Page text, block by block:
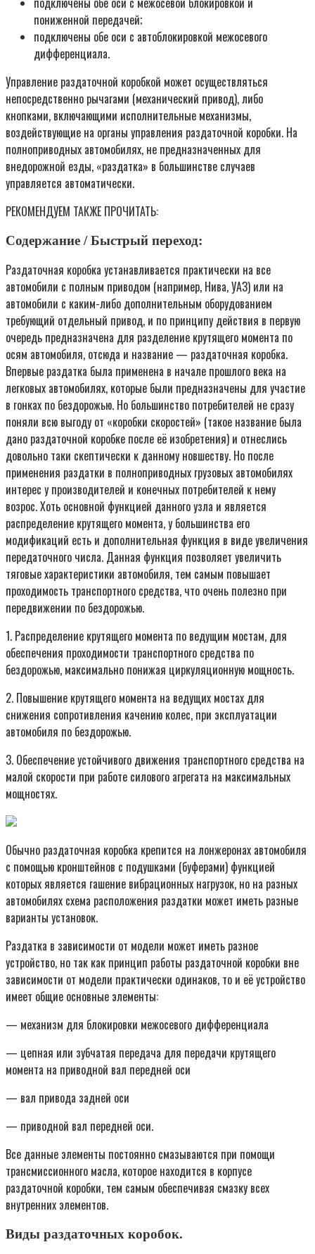
пониженной передачей;
подключены обе оси с автоблокировкой межосевого
дифференциала.
Управление раздаточной коробкой может осуществляться
непосредственно рычагами (механический привод), либо
кнопками, включающими исполнительные механизмы,
воздействующие на органы управления раздаточной коробки. На
полноприводных автомобилях, не предназначенных для
внедорожной езды, «раздатка» в большинстве случаев
управляется автоматически.
РЕКОМЕНДУЕМ ТАКЖЕ ПРОЧИТАТЬ:
Содержание / Быстрый переход:
Раздаточная коробка устанавливается практически на все
автомобили с полным приводом (например, Нива, УАЗ) или на
автомобили с каким-либо дополнительным оборудованием
требующий отдельный привод, и по принципу действия в первую
очередь предназначена для разделение крутящего момента по
осям автомобиля, отсюда и название — раздаточная коробка.
Впервые раздатка была применена в начале прошлого века на
легковых автомобилях, которые были предназначены для участие
в гонках по бездорожью. Но большинство потребителей не сразу
поняли всю выгоду от «коробки скоростей» (такое название была
дано раздаточной коробке после её изобретения) и отнеслись
довольно таки скептически к данному новшеству. Но после
применения раздатки в полноприводных грузовых автомобилях
интерес у производителей и конечных потребителей к нему
возрос. Хоть основной функцией данного узла и является
распределение крутящего момента, у большинства его
модификаций есть и дополнительная функция в виде увеличения
передаточного числа. Данная функция позволяет увеличить
тяговые характеристики автомобиля, тем самым повышает
проходимость транспортного средства, что очень полезно при
передвижении по бездорожью.
1. Распределение крутящего момента по ведущим мостам, для
обеспечения проходимости транспортного средства по
бездорожью, максимально понижая циркуляционную мощность.
2. Повышение крутящего момента на ведущих мостах для
снижения сопротивления качению колес, при эксплуатации
автомобиля по бездорожью.
3. Обеспечение устойчивого движения транспортного средства на
малой скорости при работе силового агрегата на максимальных
мощностях.
Обычно раздаточная коробка крепится на лонжеронах автомобиля
с помощью кронштейнов с подушками (буферами) функцией
которых является гашение вибрационных нагрузок, но на разных
автомобилях схема расположения раздатки может иметь разные
варианты установок.
Раздатка в зависимости от модели может иметь разное
устройство, но так как принцип работы раздаточной коробки вне
зависимости от модели практически одинаков, то и её устройство
имеет общие основные элементы:
— механизм для блокировки межосевого дифференциала
— цепная или зубчатая передача для передачи крутящего
момента на приводной вал передней оси
— вал привода задней оси
— приводной вал передней оси.
Все данные элементы постоянно смазываются при помощи
трансмиссионного масла, которое находится в корпусе
раздаточной коробки, тем самым обеспечивая смазку всех
внутренних элементов.
Виды раздаточных коробок.